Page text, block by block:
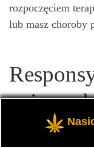
rozpoczęciem
lub masz choroby